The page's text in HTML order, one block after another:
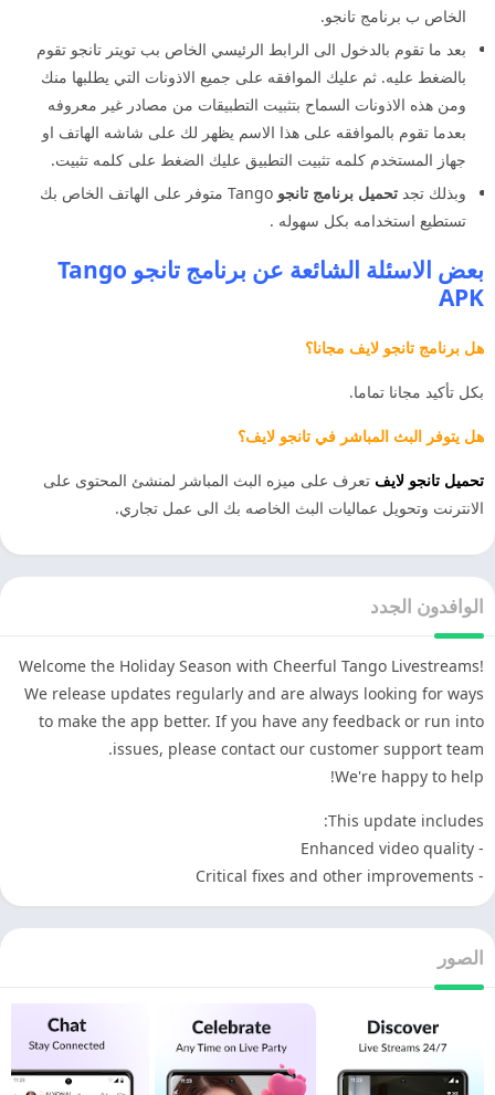
الخاص ب برنامج تانجو.
بعد ما تقوم بالدخول الى الرابط الرئيسي الخاص بب تويتر تانجو تقوم
بالضغط عليه. ثم عليك الموافقه على جميع الاذونات التي يطلبها منك
ومن هذه الاذونات السماح بتثبيت التطبيقات من مصادر غير معروفه
بعدما تقوم بالموافقه على هذا الاسم يظهر لك على شاشه الهاتف او
جهاز المستخدم كلمه تثبيت التطبيق عليك الضغط على كلمه تثبيت.
وبذلك تجد تحميل برنامج تانجو
Tango متوفر على الهاتف الخاص بك
تستطيع استخدامه بكل سهوله .
بعض الاسئلة الشائعة عن
برنامج تانجو Tango
APK
هل برنامج تانجو لايف مجانا؟
بكل تأكيد مجانا تماما.
هل يتوفر البث المباشر في تانجو لايف؟
تحميل تانجو لايف تعرف على ميزه البث المباشر لمنشئ المحتوى على
الانترنت وتحويل عماليات البث الخاصه بك الى عمل تجاري.
الوافدون الجدد
Welcome the Holiday Season with Cheerful Tango Livestreams!
We release updates regularly and are always looking for ways
to make the app better. If you have any feedback or run into
issues, please contact our customer support team.
We're happy to help!
This update includes:
- Enhanced video quality
- Critical fixes and other improvements
الصور